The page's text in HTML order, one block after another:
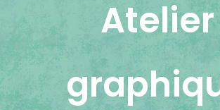
Atelier